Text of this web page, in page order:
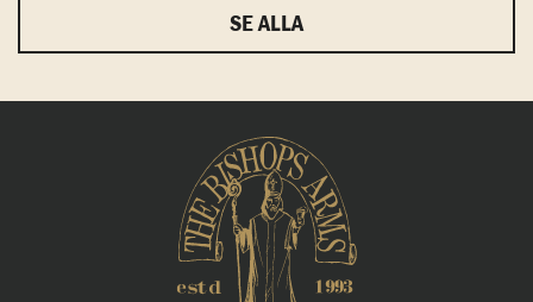
SE ALLA